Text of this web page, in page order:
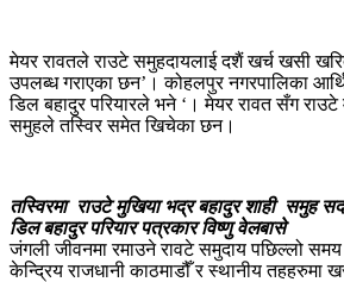
मेयर रावतले राउटे समुहदायलाई दशैं खर्च खसी
उपलब्ध गराएका छन’। कोहलपुर नगरपालिका
डिल बहादुर परियारले भने ‘। मेयर रावत सँग राउटे
समुहले तस्विर समेत खिचेका छन।
तस्विरमा राउटे मुखिया भद्र बहादुर शाही समुह
डिल बहादुर परियार पत्रकार विष्णु वेलबासे
जंगली जीवनमा रमाउने रावटे समुदाय पछिल्लो समय
केन्द्रिय राजधानी काठमाडौँ र स्थानीय तहहरुमा